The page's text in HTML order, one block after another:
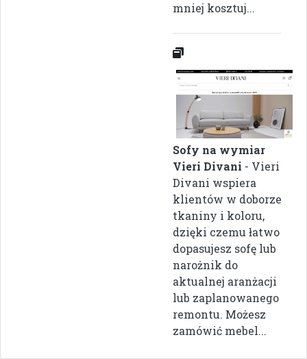
mniej kosztuj...
Sofy na wymiar
Vieri Divani - Vieri
Divani wspiera
klientów w doborze
tkaniny i koloru,
dzięki czemu łatwo
dopasujesz sofę lub
narożnik do
aktualnej aranżacji
lub zaplanowanego
remontu. Możesz
zamówić mebel...